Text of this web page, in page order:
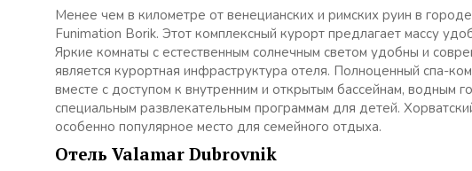
Менее чем в километре от венецианских и римских руин в
Funimation Borik. Этот комплексный курорт предлагает массу
Яркие комнаты с естественным солнечным светом удобны и
является курортная инфраструктура отеля. Полноценный спа-
вместе с доступом к внутренним и открытым бассейнам, водным
специальным развлекательным программам для детей.
особенно популярное место для семейного отдыха.
Отель Valamar Dubrovnik